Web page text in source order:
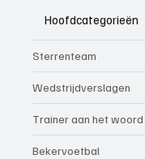
Hoofdcategorieën
Sterrenteam
Wedstrijdverslagen
Trainer aan het woord
Bekervoetbal